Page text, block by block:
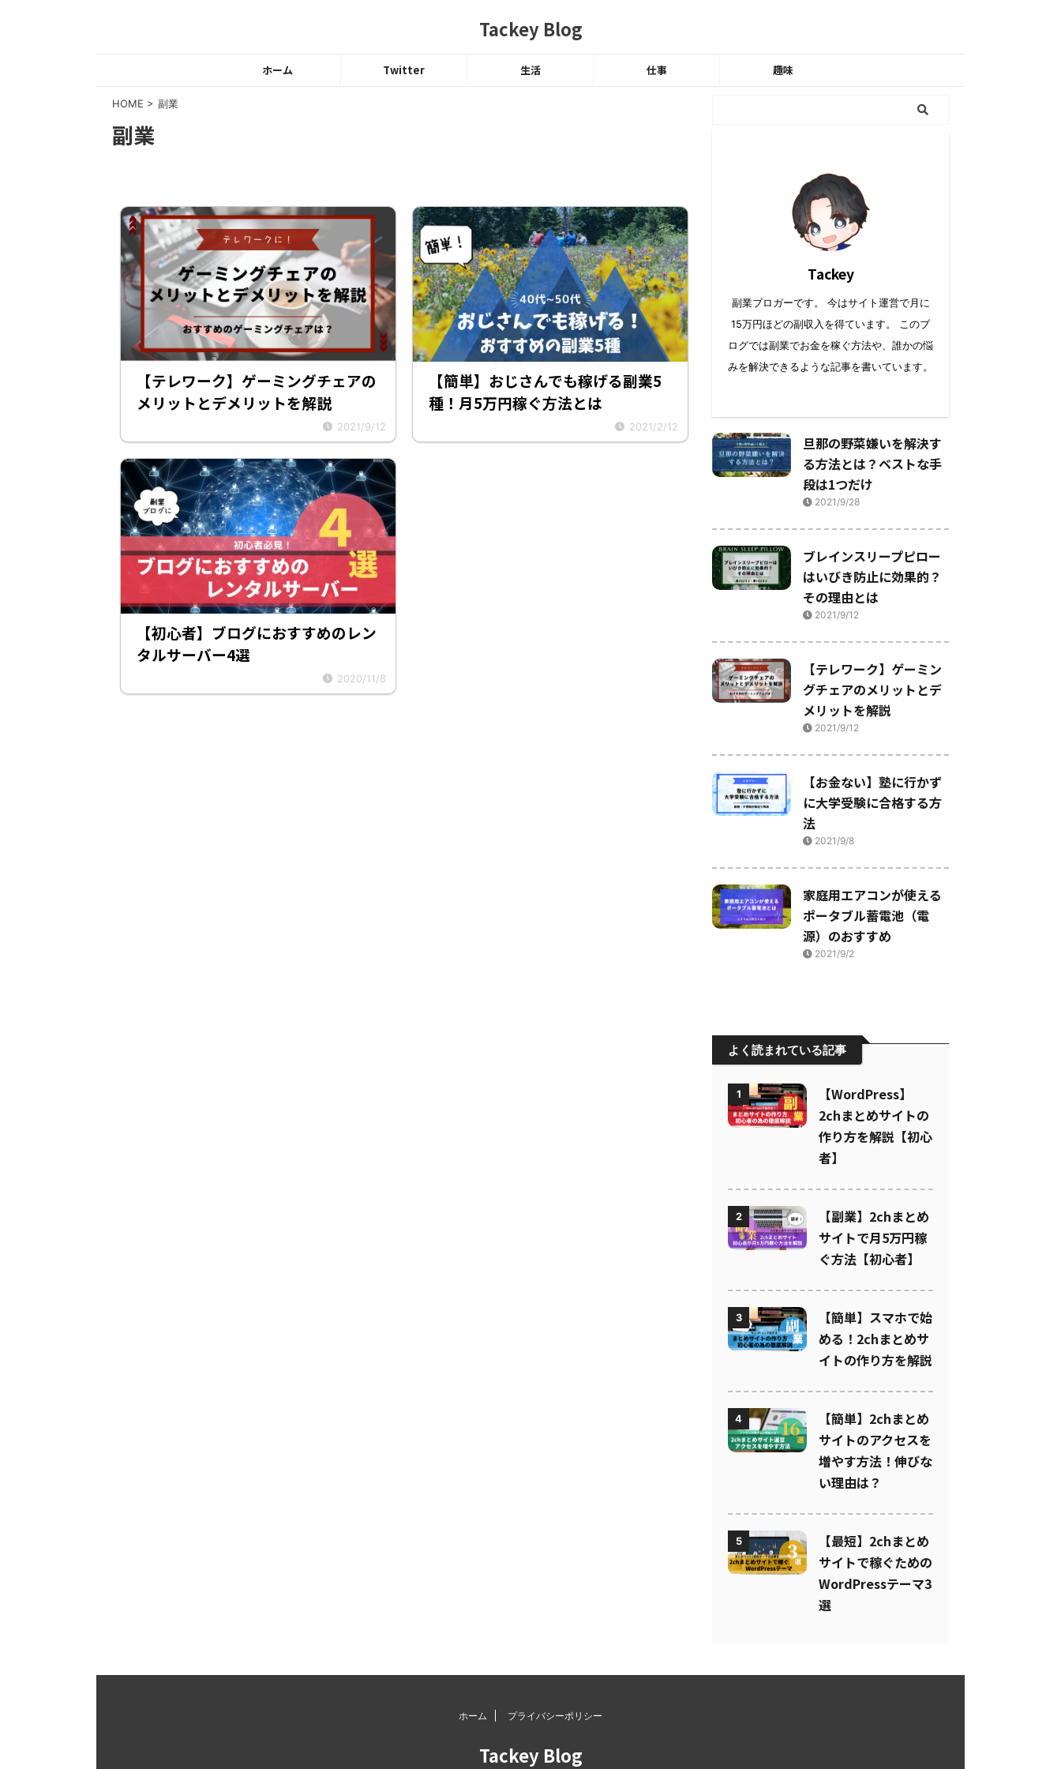
Tackey Blog
ホーム Twitter 生活 仕事 趣味
HOME > 副業
副業
【テレワーク】ゲーミングチェアの
メリットとデメリットを解説
2021/9/12
【簡単】おじさんでも稼げる副業5
種！月5万円稼ぐ方法とは
2021/2/12
【初心者】ブログにおすすめのレン
タルサーバー4選
2020/11/8
Tackey
副業ブロガーです。 今はサイト運営で月に
15万円ほどの副収入を得ています。 このブ
ログでは副業でお金を稼ぐ方法や、誰かの悩
みを解決できるような記事を書いています。
旦那の野菜嫌いを解決す
る方法とは？ベストな手
段は1つだけ
2021/9/28
ブレインスリープピロー
はいびき防止に効果的？
その理由とは
2021/9/12
【テレワーク】ゲーミン
グチェアのメリットとデ
メリットを解説
2021/9/12
【お金ない】塾に行かず
に大学受験に合格する方
法
2021/9/8
家庭用エアコンが使える
ポータブル蓄電池（電
源）のおすすめ
2021/9/2
よく読まれている記事
1
【WordPress】
2chまとめサイトの
作り方を解説【初心
者】
2
【副業】2chまとめ
サイトで月5万円稼
ぐ方法【初心者】
3
【簡単】スマホで始
める！2chまとめサ
イトの作り方を解説
4
【簡単】2chまとめ
サイトのアクセスを
増やす方法！伸びな
い理由は？
5
【最短】2chまとめ
サイトで稼ぐための
WordPressテーマ3
選
ホーム プライバシーポリシー
Tackey Blog